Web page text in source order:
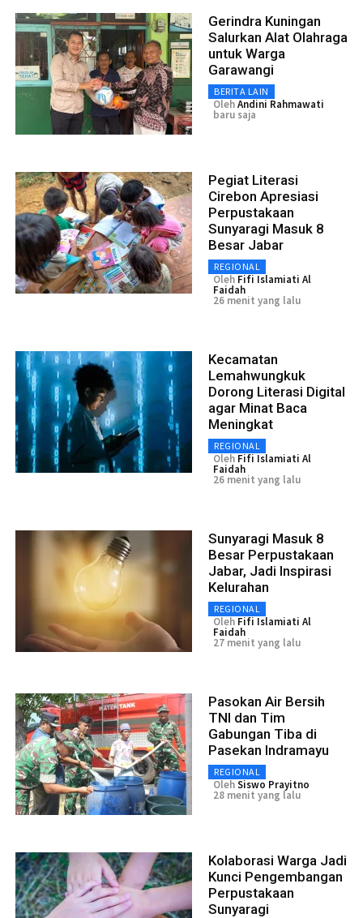
Gerindra Kuningan
Salurkan Alat Olahraga
untuk Warga
Garawangi
BERITA LAIN
OlehAndini Rahmawati
baru saja
Pegiat Literasi
Cirebon Apresiasi
Perpustakaan
Sunyaragi Masuk 8
Besar Jabar
REGIONAL
Oleh Fifi Islamiati Al
Faidah
26 menit yang lalu
Kecamatan
Lemahwungkuk
Dorong Literasi Digital
agar Minat Baca
Meningkat
REGIONAL
Oleh Fifi Islamiati Al
Faidah
26 menit yang lalu
Sunyaragi Masuk 8
Besar Perpustakaan
Jabar, Jadi Inspirasi
Kelurahan
REGIONAL
Oleh Fifi Islamiati Al
Faidah
27 menit yang lalu
Pasokan Air Bersih
TNI dan Tim
Gabungan Tiba di
Pasekan Indramayu
REGIONAL
OlehSiswo Prayitno
28 menit yang lalu
Kolaborasi Warga Jadi
Kunci Pengembangan
Perpustakaan
Sunyaragi